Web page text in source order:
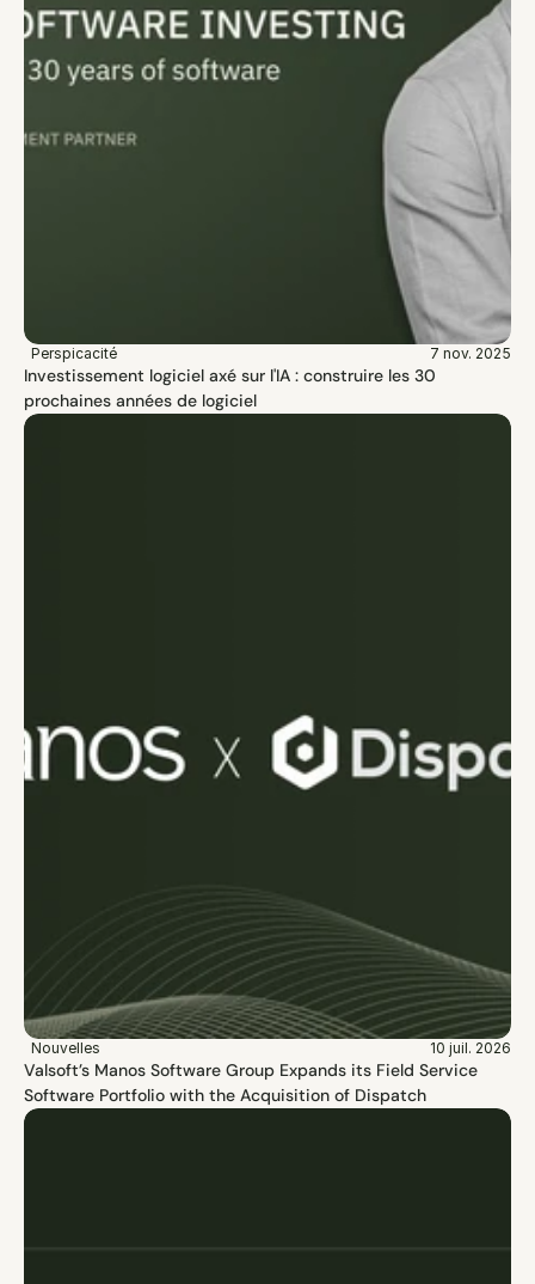
Perspicacité 7 nov. 2025
Investissement logiciel axé sur l'IA : construire les 30
prochaines années de logiciel
Nouvelles 10 juil. 2026
Valsoft’s Manos Software Group Expands its Field Service
Software Portfolio with the Acquisition of Dispatch